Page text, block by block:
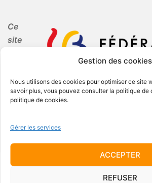
Gestion des
Nous utilisons des cookies pour optimiser ce site
savoir plus, vous pouvez consulter la politique de
politique de cookies.
Gérer les services
ACCEPTER
REFUSER
Ce
site
internet est réalisé par Periferia
l'Education Permanente.
© 2026 Periferia AISBL · Tous